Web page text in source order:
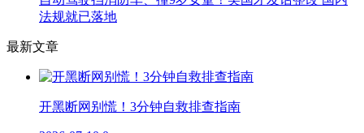
法规就已落地
最新文章
开黑断网别慌！3分钟自救排查指南